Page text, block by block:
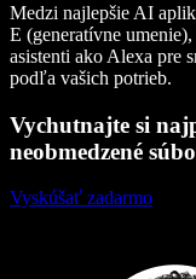
Medzi najlepšie AI
E (generatívne
asistenti ako Alexa pre
podľa vašich potrieb.
Vychutnajte si
neobmedzené
Vyskúšať zadarmo